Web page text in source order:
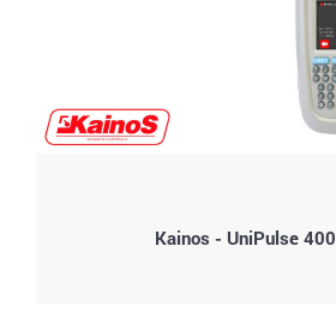
Kainos - UniPulse 400